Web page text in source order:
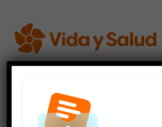
Vida Saludable
Lo que debes saber sobre el